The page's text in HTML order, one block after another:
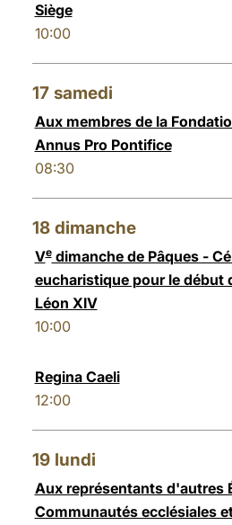
Siège
10:00
17 samedi
Aux membres de la
Annus Pro Pontifice
08:30
18 dimanche
Vedimanche de Pâques -
eucharistique pour le début
Léon XIV
10:00
Regina Caeli
12:00
19 lundi
Aux représentants d'autres
Communautés ecclésiales